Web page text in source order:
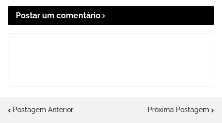
Postar um comentário
Postagem Anterior Próxima Postagem